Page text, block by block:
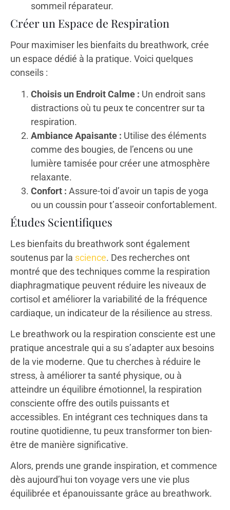
sommeil réparateur.
Créer un Espace de Respiration
Pour maximiser les bienfaits du breathwork, crée
un espace dédié à la pratique. Voici quelques
conseils :
Choisis un Endroit Calme : Un endroit sans
distractions où tu peux te concentrer sur ta
respiration.
Ambiance Apaisante : Utilise des éléments
comme des bougies, de l’encens ou une
lumière tamisée pour créer une atmosphère
relaxante.
Confort : Assure-toi d’avoir un tapis de yoga
ou un coussin pour t’asseoir confortablement.
Études Scientifiques
Les bienfaits du breathwork sont également
soutenus par la science. Des recherches ont
montré que des techniques comme la respiration
diaphragmatique peuvent réduire les niveaux de
cortisol et améliorer la variabilité de la fréquence
cardiaque, un indicateur de la résilience au stress.
Le breathwork ou la respiration consciente est une
pratique ancestrale qui a su s’adapter aux besoins
de la vie moderne. Que tu cherches à réduire le
stress, à améliorer ta santé physique, ou à
atteindre un équilibre émotionnel, la respiration
consciente offre des outils puissants et
accessibles. En intégrant ces techniques dans ta
routine quotidienne, tu peux transformer ton bien-
être de manière significative.
Alors, prends une grande inspiration, et commence
dès aujourd’hui ton voyage vers une vie plus
équilibrée et épanouissante grâce au breathwork.